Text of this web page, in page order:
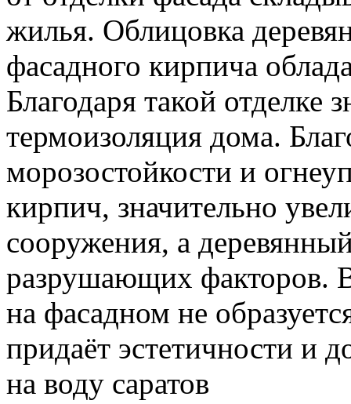
жилья. Облицовка
фасадного кирпича
Благодаря такой отделке
термоизоляция дома.
морозостойкости и
кирпич, значительно
сооружения, а
разрушающих факторов.
на фасадном не
придаёт эстетичности и
на воду саратов